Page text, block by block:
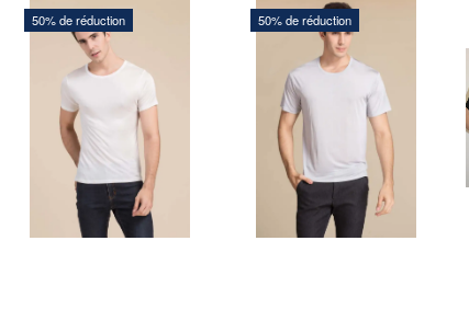
50% de réduction
224,00 DKK
448,00 DKK
Vous sauvegardez:
AJOUTER
AU
PANIER
50% de réduction
224,00 DKK
448,00 DKK
Vous sauvegardez:224,00
AJOUTER
AU